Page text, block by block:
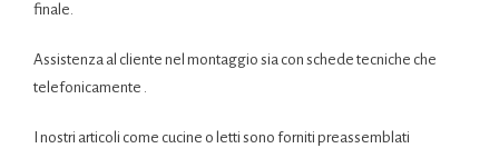
finale.
Assistenza al cliente nel montaggio sia con schede tecniche che
telefonicamente .
I nostri articoli come cucine o letti sono forniti preassemblati